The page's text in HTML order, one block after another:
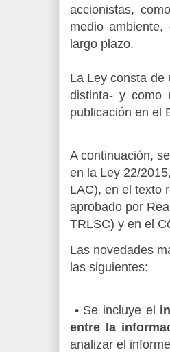
accionistas,
medio
largo plazo.
La Ley consta de
distinta- y como
publicación en el
A continuación,
en la Ley 22/
LAC), en el texto
aprobado por
TRLSC) y en el
Las novedades
las siguientes:
• Se incluye el
entre la
analizar el